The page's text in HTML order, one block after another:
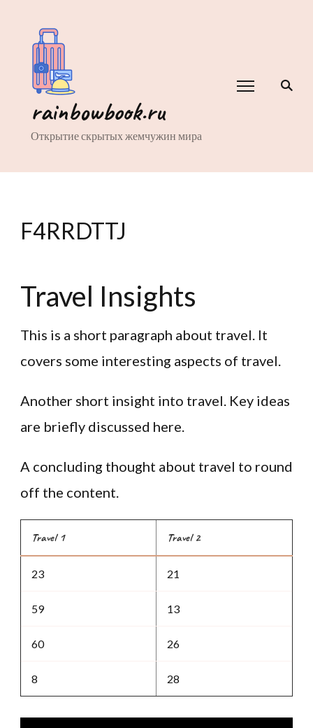
rainbowbook.ru
Открытие скрытых жемчужин мира
F4RRDTTJ
Travel Insights
This is a short paragraph about travel. It
covers some interesting aspects of travel.
Another short insight into travel. Key ideas
are briefly discussed here.
A concluding thought about travel to round
off the content.
Travel 1 Travel 2
23 21
59 13
60 26
8 28